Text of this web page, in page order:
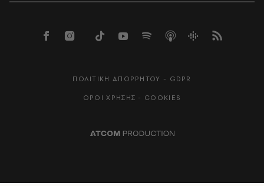
ΠΟΛΙΤΙΚΗ ΑΠΟΡΡΗΤΟΥ - GDPR
ΟΡΟΙ ΧΡΗΣΗΣ - COOKIES